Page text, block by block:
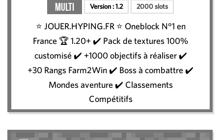
Multi Version :1.2 2000 slots
⭐️ JOUER.HYPING.FR ⭐ Oneblock N°1 en
France 🏆 1.20+ ✔️ Pack de textures 100%
customisé ✔️ +1000 objectifs à réaliser ✔️
+30 Rangs Farm2Win ✔️ Boss à combattre ✔️
Mondes aventure ✔️ Classements
Compétitifs